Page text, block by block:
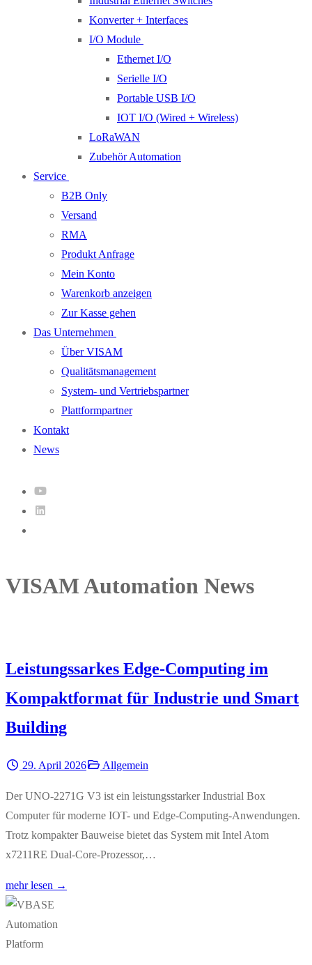
Konverter + Interfaces
I/O Module
Ethernet I/O
Serielle I/O
Portable USB I/O
IOT I/O (Wired + Wireless)
LoRaWAN
Zubehör Automation
Service
B2B Only
Versand
RMA
Produkt Anfrage
Mein Konto
Warenkorb anzeigen
Zur Kasse gehen
Das Unternehmen
Über VISAM
Qualitätsmanagement
System- und Vertriebspartner
Plattformpartner
Kontakt
News
VISAM Automation News
Leistungssarkes Edge-Computing im
Kompaktformat für Industrie und Smart
Building
29. April 2026 Allgemein
Der UNO-2271G V3 ist ein leistungsstarker Industrial Box
Computer für moderne IOT- und Edge-Computing-Anwendungen.
Trotz kompakter Bauweise bietet das System mit Intel Atom
x7211RE Dual-Core-Prozessor,…
mehr lesen →